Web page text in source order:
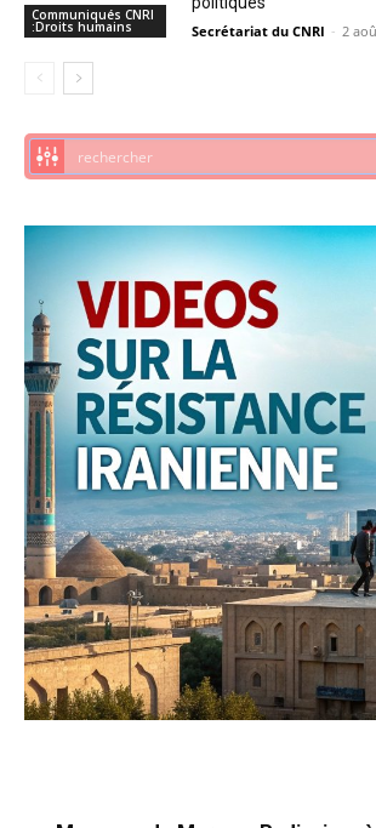
Communiqués CNRI
:Droits humains Secrétariat du CNRI - 2